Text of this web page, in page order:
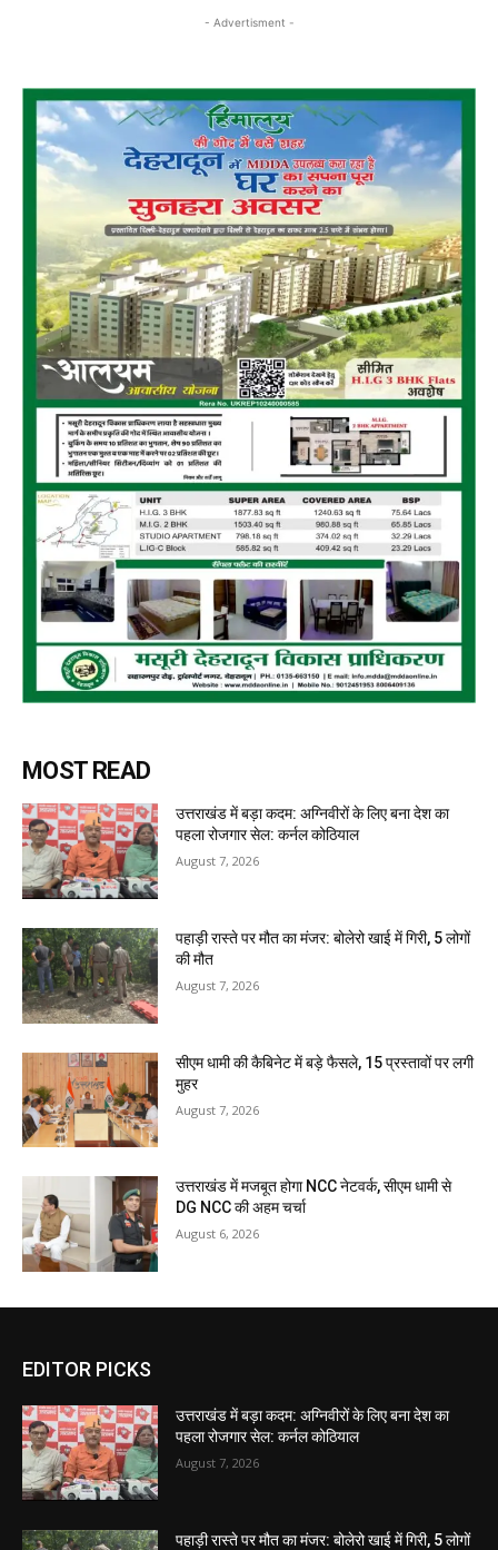
- Advertisment -
MOST READ
उत्तराखंड में बड़ा कदम: अग्निवीरों के लिए बना देश का
पहला रोजगार सेल: कर्नल कोठियाल
August 7, 2026
पहाड़ी रास्ते पर मौत का मंजर: बोलेरो खाई में गिरी, 5 लोगों
की मौत
August 7, 2026
सीएम धामी की कैबिनेट में बड़े फैसले, 15 प्रस्तावों पर लगी
मुहर
August 7, 2026
उत्तराखंड में मजबूत होगा NCC नेटवर्क, सीएम धामी से
DG NCC की अहम चर्चा
August 6, 2026
EDITOR PICKS
उत्तराखंड में बड़ा कदम: अग्निवीरों के लिए बना देश का
पहला रोजगार सेल: कर्नल कोठियाल
August 7, 2026
पहाड़ी रास्ते पर मौत का मंजर: बोलेरो खाई में गिरी, 5 लोगों